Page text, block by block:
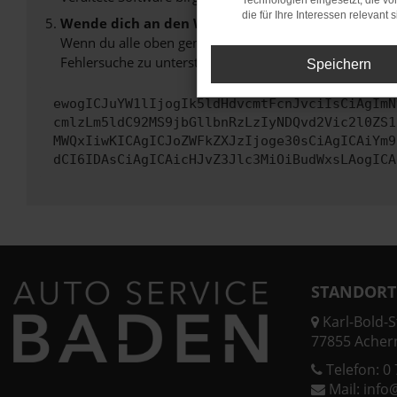
Wende dich an den Webseitenbetreiber.
Wenn du alle oben genannten Schritte versucht hast,
Fehlersuche zu unterstützen:
Karl-Bold-
77855
Telefon: 0
Mail:
die für Ihre Interessen relevant
Speichern